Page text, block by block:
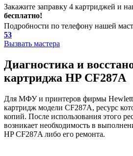
Закажите заправку 4 картриджей и
бесплатно!
Подробности по телефону нашей
53
Вызвать мастера
Диагностика и
картриджа HP CF287A
Для МФУ и принтеров фирмы Hewlett-
картридж модели CF287A, ресурс
копий. После использования этого
возникает необходимость в
HP CF287A либо его ремонта.